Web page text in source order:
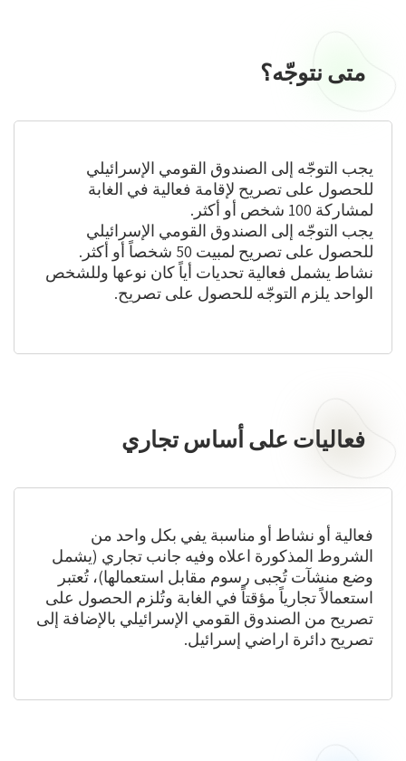
متى نتوجّه؟
يجب التوجّه إلى الصندوق القومي الإسرائيلي
للحصول على تصريح لإقامة فعالية في الغابة
لمشاركة 100 شخص أو أكثر.
يجب التوجّه إلى الصندوق القومي الإسرائيلي
للحصول على تصريح لمبيت 50 شخصاً أو أكثر.
نشاط يشمل فعالية تحديات أياً كان نوعها وللشخص
الواحد يلزم التوجّه للحصول على تصريح.
فعالياتفعاليات على أساس تجاري
فعالية أو نشاط أو مناسبة يفي بكل واحد من
الشروط المذكورة اعلاه وفيه جانب تجاري (يشمل
وضع منشآت تُجبى رسوم مقابل استعمالها)، تُعتبر
استعمالاً تجارياً مؤقتاً في الغابة وتُلزم الحصول على
تصريح من الصندوق القومي الإسرائيلي بالإضافة إلى
تصريح دائرة اراضي إسرائيل.